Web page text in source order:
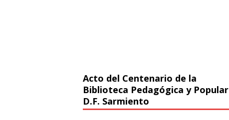
Acto del Centenario de la
Biblioteca Pedagógica y Popular
D.F. Sarmiento